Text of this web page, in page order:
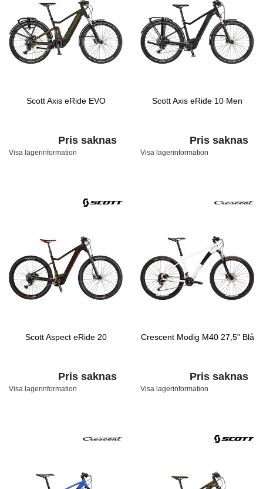
Scott Axis eRide EVO
Pris saknas
Visa lagerinformation
Scott Axis eRide 10 Men
Pris saknas
Visa lagerinformation
Scott Aspect eRide 20
Pris saknas
Visa lagerinformation
Crescent Modig M40 27,5" Blå
Pris saknas
Visa lagerinformation